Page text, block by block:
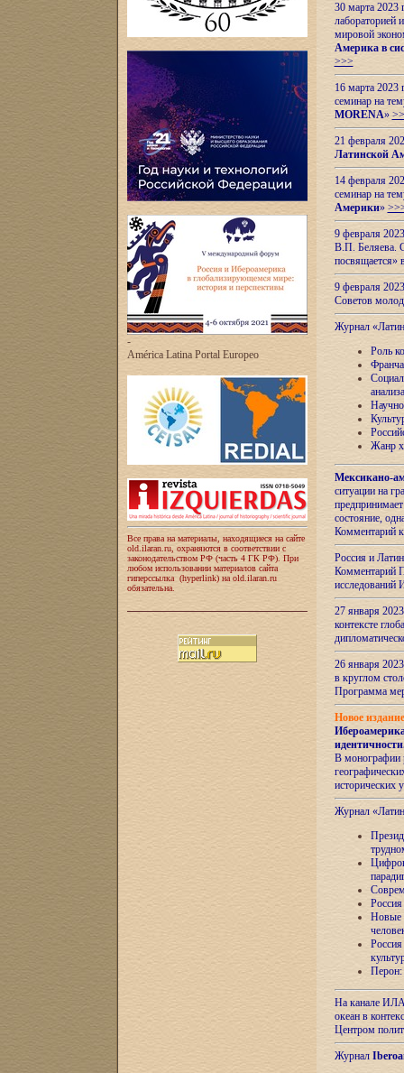
-
América Latina Portal Europeo
Все права на материалы, находящиеся на сайте
old.ilaran.ru, охраняются в соответствии с
законодательством РФ (часть 4 ГК РФ). При
любом использовании материалов сайта
гиперссылка (hyperlink) на old.ilaran.ru
обязательна.
30 марта 2023
лабораторией
мировой
Америка в
>>>
16 марта 2023
семинар на
MORENA»
21 февраля
Латинской
14 февраля
семинар на
Америки»
9 февраля
В.П. Беляева.
посвящается»
9 февраля
Советов
Журнал
Роль
анализа
Жанр
Мексикано-
ситуации на
состояние,
Комментарий
Россия и
Комментарий
27 января
контексте
26 января
в круглом
Программа
Новое
идентичности
В монографии
исторических
Журнал
Новые
Перон:
На канале
океан в
Центром
Журнал